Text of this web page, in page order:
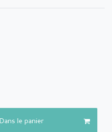
Dans le panier